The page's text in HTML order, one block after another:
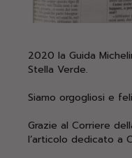
2020 la Guida
Stella Verde.
Siamo orgogliosi e
Grazie al Corriere
l’articolo dedicato a